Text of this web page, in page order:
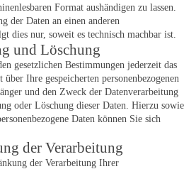
Format aushändigen zu lassen.
der Daten an einen anderen
dies nur, soweit es technisch machbar ist.
und Löschung
gesetzlichen Bestimmungen jederzeit das
Ihre gespeicherten personenbezogenen
und den Zweck der Datenverarbeitung
oder Löschung dieser Daten. Hierzu sowie
Daten können Sie sich
der Verarbeitung
der Verarbeitung Ihrer